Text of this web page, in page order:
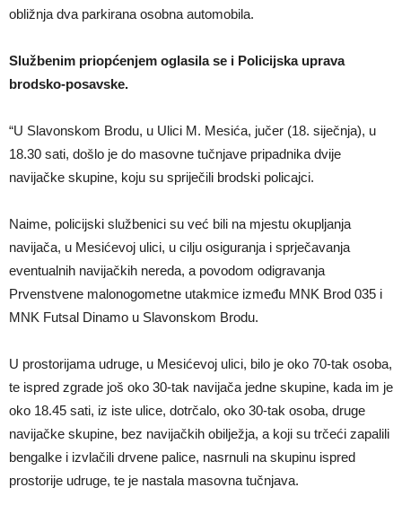
obližnja dva parkirana osobna automobila.
Službenim priopćenjem oglasila se i Policijska uprava
brodsko-posavske.
“U Slavonskom Brodu, u Ulici M. Mesića, jučer (18. siječnja), u
18.30 sati, došlo je do masovne tučnjave pripadnika dvije
navijačke skupine, koju su spriječili brodski policajci.
Naime, policijski službenici su već bili na mjestu okupljanja
navijača, u Mesićevoj ulici, u cilju osiguranja i sprječavanja
eventualnih navijačkih nereda, a povodom odigravanja
Prvenstvene malonogometne utakmice između MNK Brod 035 i
MNK Futsal Dinamo u Slavonskom Brodu.
U prostorijama udruge, u Mesićevoj ulici, bilo je oko 70-tak osoba,
te ispred zgrade još oko 30-tak navijača jedne skupine, kada im je
oko 18.45 sati, iz iste ulice, dotrčalo, oko 30-tak osoba, druge
navijačke skupine, bez navijačkih obilježja, a koji su trčeći zapalili
bengalke i izvlačili drvene palice, nasrnuli na skupinu ispred
prostorije udruge, te je nastala masovna tučnjava.